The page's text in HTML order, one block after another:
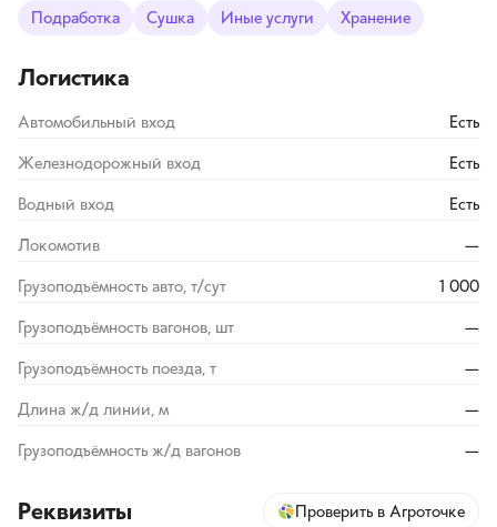
Подработка Сушка Иные услуги Хранение
Логистика
Автомобильный вход Есть
Железнодорожный вход Есть
Водный вход Есть
Локомотив —
Грузоподъёмность авто, т/сут 1 000
Грузоподъёмность вагонов, шт —
Грузоподъёмность поезда, т —
Длина ж/д линии, м —
Грузоподъёмность ж/д вагонов —
Реквизиты Проверить в Агроточке